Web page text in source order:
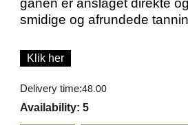
ganen er anslaget direkte
smidige og afrundede
Klik her
Delivery time:48.00
Availability: 5